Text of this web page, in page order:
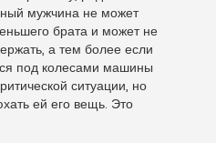
мужчина не может
брата и может не
а тем более если
под колесами машины
ситуации, но
ей его вещь. Это